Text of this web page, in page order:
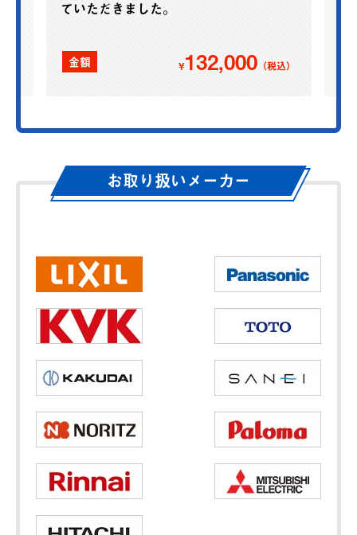
ていただきました。
金額 ¥132,000（税込）
お取り扱いメーカー